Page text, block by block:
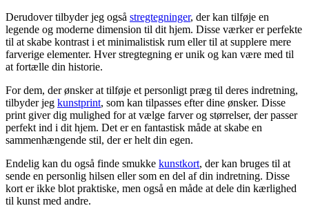
Derudover tilbyder jeg også stregtegninger, der kan tilføje en
legende og moderne dimension til dit hjem. Disse værker er perfekte
til at skabe kontrast i et minimalistisk rum eller til at supplere mere
farverige elementer. Hver stregtegning er unik og kan være med til
at fortælle din historie.
For dem, der ønsker at tilføje et personligt præg til deres indretning,
tilbyder jeg kunstprint, som kan tilpasses efter dine ønsker. Disse
print giver dig mulighed for at vælge farver og størrelser, der passer
perfekt ind i dit hjem. Det er en fantastisk måde at skabe en
sammenhængende stil, der er helt din egen.
Endelig kan du også finde smukke kunstkort, der kan bruges til at
sende en personlig hilsen eller som en del af din indretning. Disse
kort er ikke blot praktiske, men også en måde at dele din kærlighed
til kunst med andre.